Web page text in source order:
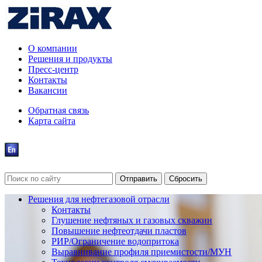
О компании
Решения и продукты
Пресс-центр
Контакты
Вакансии
Обратная связь
Карта сайта
Решения для нефтегазовой отрасли
Контакты
Глушение нефтяных и газовых скважин
Повышение нефтеотдачи пластов
РИР/Ограничение водопритока
Выравнивание профиля приемистости/МУН